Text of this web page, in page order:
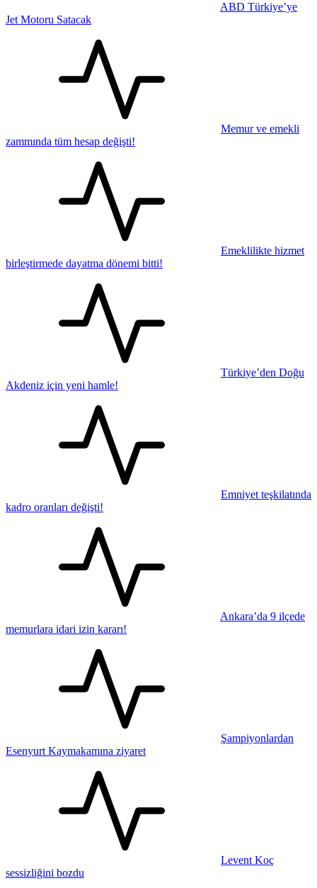
ABD Türkiye’ye
Jet Motoru Satacak
Memur ve emekli
zammında tüm hesap değişti!
Emeklilikte hizmet
birleştirmede dayatma dönemi bitti!
Türkiye’den Doğu
Akdeniz için yeni hamle!
Emniyet teşkilatında
kadro oranları değişti!
Ankara’da 9 ilçede
memurlara idari izin kararı!
Şampiyonlardan
Esenyurt Kaymakamına ziyaret
Levent Koç
sessizliğini bozdu